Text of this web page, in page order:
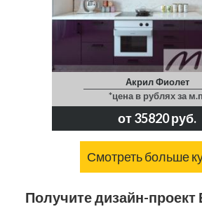
Акрил Фиолет
*цена в рублях за
от 35820 руб.
Смотреть больше
Получите дизайн-